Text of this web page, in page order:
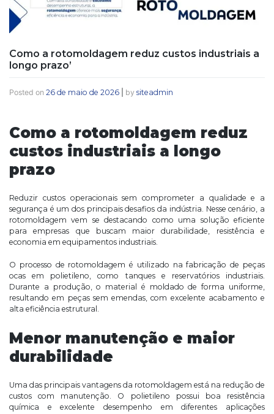
Como a rotomoldagem reduz custos industriais a
longo prazo’
Posted on 26 de maio de 2026 by siteadmin
Como a rotomoldagem reduz
custos industriais a longo
prazo
Reduzir custos operacionais sem comprometer a qualidade e a
segurança é um dos principais desafios da indústria. Nesse cenário, a
rotomoldagem vem se destacando como uma solução eficiente
para empresas que buscam maior durabilidade, resistência e
economia em equipamentos industriais.
O processo de rotomoldagem é utilizado na fabricação de peças
ocas em polietileno, como tanques e reservatórios industriais.
Durante a produção, o material é moldado de forma uniforme,
resultando em peças sem emendas, com excelente acabamento e
alta eficiência estrutural.
Menor manutenção e maior
durabilidade
Uma das principais vantagens da rotomoldagem está na redução de
custos com manutenção. O polietileno possui boa resistência
química e excelente desempenho em diferentes aplicações